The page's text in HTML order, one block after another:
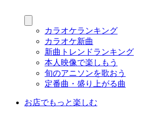
カラオケランキング
カラオケ新曲
新曲トレンドランキング
本人映像で楽しもう
旬のアニソンを歌おう
定番曲・盛り上がる曲
お店でもっと楽しむ